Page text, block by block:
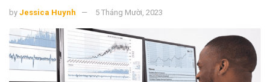
by Jessica Huynh 5 Tháng Mười, 2023